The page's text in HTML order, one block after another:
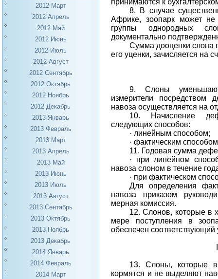
2012 Март
2012 Апрель
2012 Май
2012 Июнь
2012 Июль
2012 Август
2012 Сентябрь
2012 Октябрь
2012 Ноябрь
2012 Декабрь
2013 Январь
2013 Февраль
2013 Март
2013 Апрель
2013 Май
2013 Июнь
2013 Июль
2013 Август
2013 Сентябрь
2013 Октябрь
2013 Ноябрь
2013 Декабрь
2014 Январь
2014 Февраль
2014 Март
8. В случае
Африке, зоопарк может
группы однородных
документально
Сумма дооценки слона
его уценки, зачисляется на
9. Слоны
измерители посредством
навоза осуществляется на
10. Начисление
следующих способов:
· линейным способом;
· фактическим
11. Годовая сумма
·
при линейном
навоза слоном в течение
· при фактическом
Для определения
навоза приказом
мерная комиссия.
12. Слонов, которые в
мере поступления в
обеспечен соответствующий
13. Слоны, которые в
кормятся и не выделяют